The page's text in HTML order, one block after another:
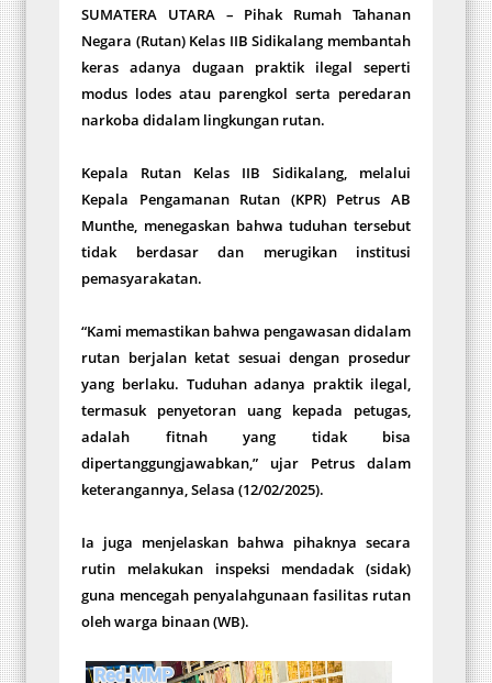
SUMATERA UTARA – Pihak Rumah Tahanan
Negara (Rutan) Kelas IIB Sidikalang membantah
keras adanya dugaan praktik ilegal seperti
modus lodes atau parengkol serta peredaran
narkoba didalam lingkungan rutan.
Kepala Rutan Kelas IIB Sidikalang, melalui
Kepala Pengamanan Rutan (KPR) Petrus AB
Munthe, menegaskan bahwa tuduhan tersebut
tidak berdasar dan merugikan institusi
pemasyarakatan.
“Kami memastikan bahwa pengawasan didalam
rutan berjalan ketat sesuai dengan prosedur
yang berlaku. Tuduhan adanya praktik ilegal,
termasuk penyetoran uang kepada petugas,
adalah fitnah yang tidak bisa
dipertanggungjawabkan,” ujar Petrus dalam
keterangannya, Selasa (12/02/2025).
Ia juga menjelaskan bahwa pihaknya secara
rutin melakukan inspeksi mendadak (sidak)
guna mencegah penyalahgunaan fasilitas rutan
oleh warga binaan (WB).